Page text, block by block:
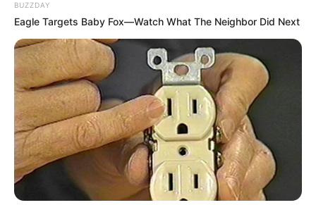
FUTBOLL BOTA
LEGJIONARËT SERIE A
“Asllani nuk ka frikë, Interi të rrijë
i qetë”, Reja u tregon italianëve
Kristjanin: Ndonjëherë duhet ta
qetësosh pak
January 25, 2024 Sport Ekspres
Kristjan Asllani pritet të jetë në fushë nga mintua e parë në
përballjen kundër Fiorentinës. Edi Reja ia bën të qartë Interit
BUZZDAY
Eagle Targets Baby Fox—Watch What The Neighbor Did Next